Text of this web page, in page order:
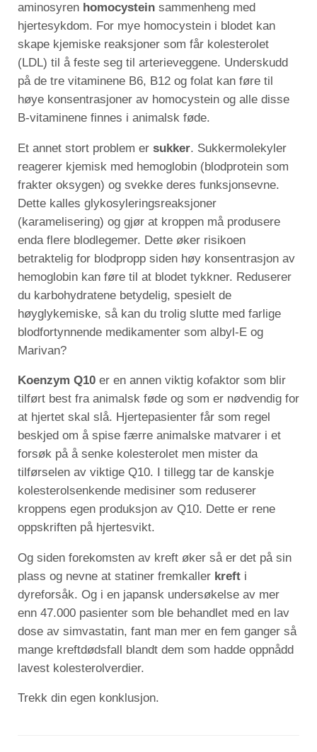
aminosyren homocystein sammenheng med
hjertesykdom. For mye homocystein i blodet kan
skape kjemiske reaksjoner som får kolesterolet
(LDL) til å feste seg til arterieveggene. Underskudd
på de tre vitaminene B6, B12 og folat kan føre til
høye konsentrasjoner av homocystein og alle disse
B-vitaminene finnes i animalsk føde.
Et annet stort problem er sukker . Sukkermolekyler
reagerer kjemisk med hemoglobin (blodprotein som
frakter oksygen) og svekke deres funksjonsevne.
Dette kalles glykosyleringsreaksjoner
(karamelisering) og gjør at kroppen må produsere
enda flere blodlegemer. Dette øker risikoen
betraktelig for blodpropp siden høy konsentrasjon av
hemoglobin kan føre til at blodet tykkner. Reduserer
du karbohydratene betydelig, spesielt de
høyglykemiske, så kan du trolig slutte med farlige
blodfortynnende medikamenter som albyl-E og
Marivan?
Koenzym Q10 er en annen viktig kofaktor som blir
tilført best fra animalsk føde og som er nødvendig for
at hjertet skal slå. Hjertepasienter får som regel
beskjed om å spise færre animalske matvarer i et
forsøk på å senke kolesterolet men mister da
tilførselen av viktige Q10. I tillegg tar de kanskje
kolesterolsenkende medisiner som reduserer
kroppens egen produksjon av Q10. Dette er rene
oppskriften på hjertesvikt.
Og siden forekomsten av kreft øker så er det på sin
plass og nevne at statiner fremkaller kreft i
dyreforsåk. Og i en japansk undersøkelse av mer
enn 47.000 pasienter som ble behandlet med en lav
dose av simvastatin, fant man mer en fem ganger så
mange kreftdødsfall blandt dem som hadde oppnådd
lavest kolesterolverdier.
Trekk din egen konklusjon.